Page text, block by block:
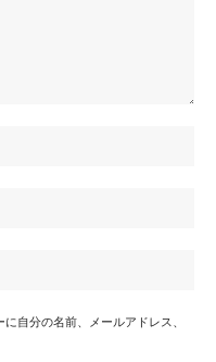
自分の名前、メールアドレス、